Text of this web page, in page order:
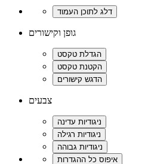
גופן וקישורים
צבעים